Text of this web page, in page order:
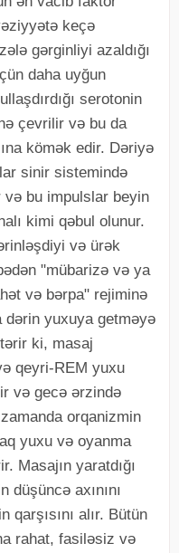
keçə
gərginliyi azaldığı
daha uyğun
serotonin
çevrilir və bu da
kömək edir. Dəriyə
sinir sistemində
bu impulslar beyin
kimi qəbul olunur.
və ürək
"mübarizə və ya
və bərpa" rejiminə
dərin yuxuya getməyə
ki, masaj
qeyri-REM yuxu
və gecə ərzində
orqanizmin
yuxu və oyanma
Masajın yaratdığı
axınını
qarşısını alır. Bütün
rahat, fasiləsiz və